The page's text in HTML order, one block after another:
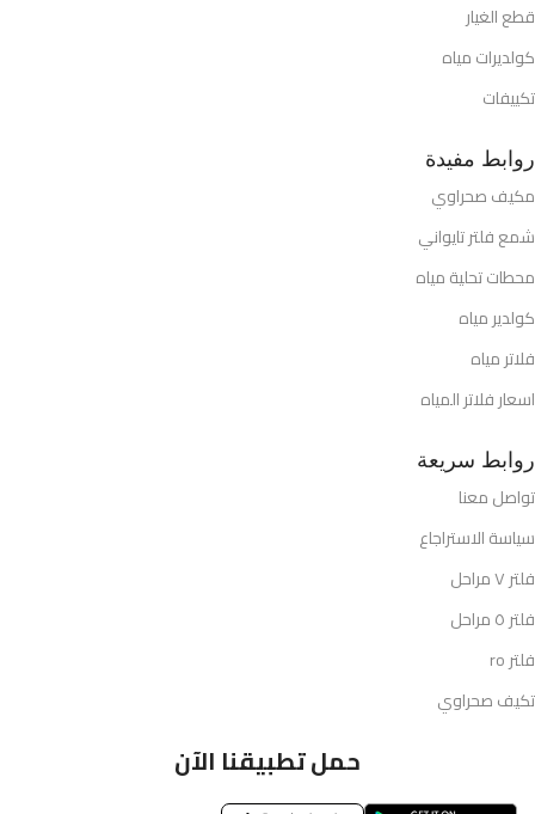
قطع الغيار
كولديرات مياه
تكييفات
روابط مفيدة
مكيف صحراوي
شمع فلتر تايواني
محطات تحلية مياه
كولدير مياه
فلاتر مياه
اسعار فلاتر المياه
روابط سريعة
تواصل معنا
سياسة الاستراجاع
فلتر ٧ مراحل
فلتر ٥ مراحل
فلتر ro
تكيف صحراوي
حمل تطبيقنا الآن